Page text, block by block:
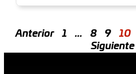
Anterior 1 … 8 9 10
Siguiente